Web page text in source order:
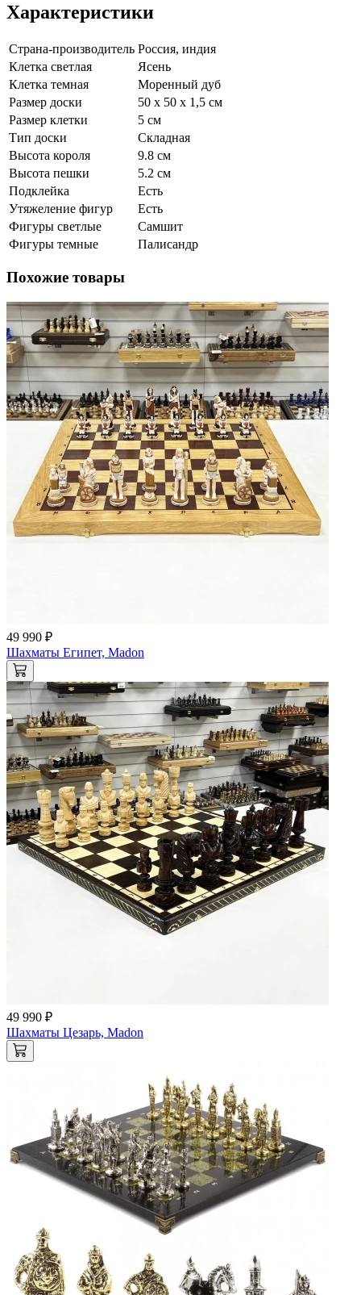
Характеристики
Страна-производитель Россия, индия
Клетка светлая
Ясень
Клетка темная
Моренный дуб
Размер доски
50 х 50 х 1,5 см
Размер клетки
5 см
Тип доски
Складная
Высота короля
9.8 см
Высота пешки
5.2 см
Подклейка
Есть
Утяжеление фигур
Есть
Фигуры светлые
Самшит
Фигуры темные
Палисандр
Похожие товары
49 990 ₽
Шахматы Египет, Madon
49 990 ₽
Шахматы Цезарь, Madon